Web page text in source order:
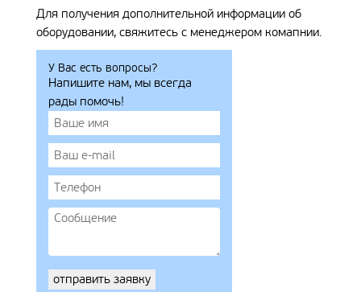
Для получения дополнительной информации об
оборудовании, свяжитесь с менеджером комапнии.
У Вас есть вопросы?
Напишите нам, мы всегда
рады помочь!